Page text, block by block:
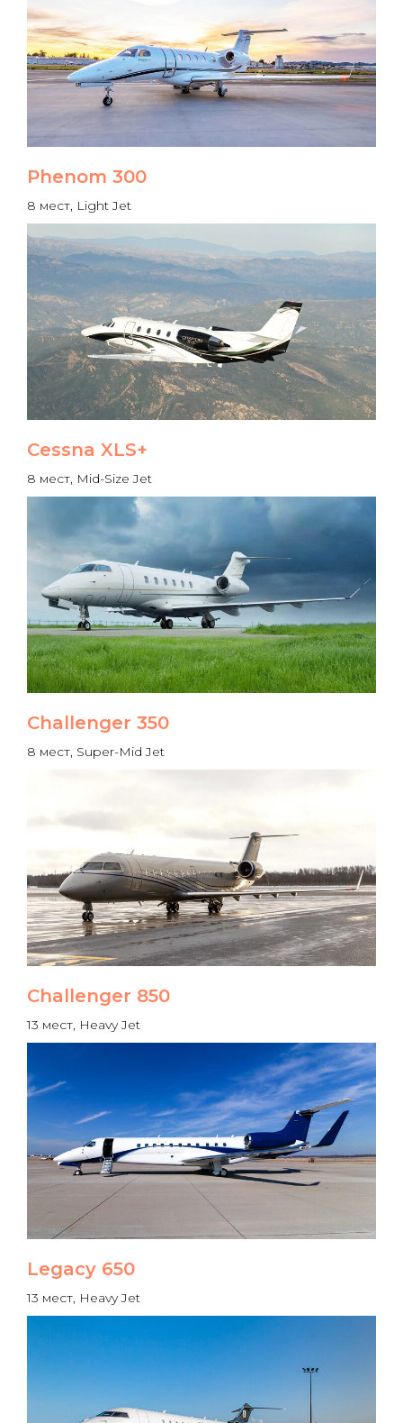
Phenom 300
8 мест, Light Jet
Cessna XLS+
8 мест, Mid-Size Jet
Challenger 350
8 мест, Super-Mid Jet
Challenger 850
13 мест, Heavy Jet
Legacy 650
13 мест, Heavy Jet